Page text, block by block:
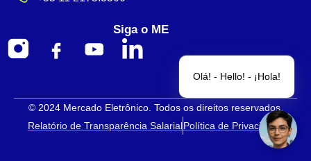
Siga o ME
© 2024 Mercado Eletrônico. Todos os direitos reservados.
Relatório de Transparência SalarialPolítica de Privacidade
Olá! - Hello! - ¡Hola!